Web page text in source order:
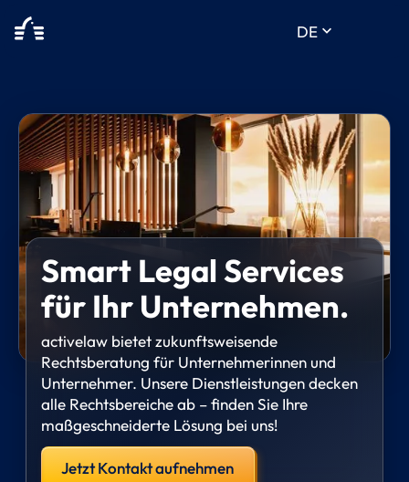
DE keyboard_arrow_down
Smart Legal Services
für Ihr Unternehmen.
activelaw bietet zukunftsweisende
Rechtsberatung für Unternehmerinnen und
Unternehmer. Unsere Dienstleistungen decken
alle Rechtsbereiche ab – finden Sie Ihre
maßgeschneiderte Lösung bei uns!
Jetzt Kontakt aufnehmen